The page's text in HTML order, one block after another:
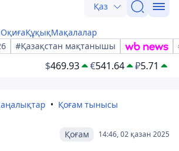
Қаз
ОқиғаҚұқықМақалалар
#Қазақстан мақтанышы
$469.93 €541.64 ₽5.71
Қоғам тынысы
14:46, 02 қазан 2025
Қоғам